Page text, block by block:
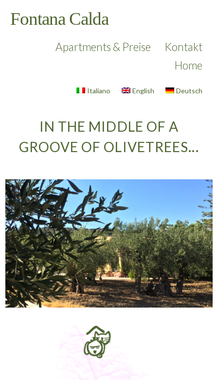
Fontana Calda
Kontakt
Apartments & Preise
Home
Deutsch
English
Italiano
IN THE MIDDLE OF A
GROOVE OF OLIVETREES...